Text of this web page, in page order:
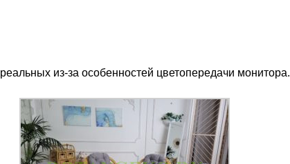
из-за особенностей цветопередачи монитора.